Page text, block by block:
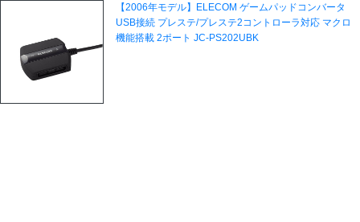
【2006年モデル】ELECOM ゲームパッドコンバータ
USB接続 プレステ/プレステ2コントローラ対応 マクロ
機能搭載 2ポート JC-PS202UBK